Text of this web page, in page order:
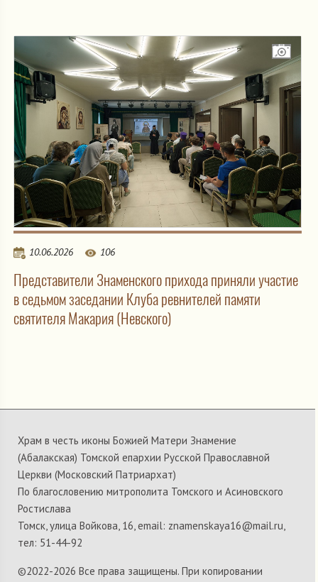
10.06.2026 106
Представители Знаменского прихода приняли участие
в седьмом заседании Клуба ревнителей памяти
святителя Макария (Невского)
Храм в честь иконы Божией Матери Знамение
(Абалакская) Томской епархии Русской Православной
Церкви (Московский Патриархат)
По благословению митрополита Томского и Асиновского
Ростислава
Томск, улица Войкова, 16, email: znamenskaya16@mail.ru,
тел: 51-44-92
©2022-2026 Все права защищены. При копировании